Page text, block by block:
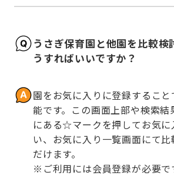
うさぎ保育園と他園を比較検
うすればいいですか？
園をお気に入りに登録するこ
能です。この画面上部や検索
にある☆マークを押してお気に
い、お気に入り一覧画面にて
だけます。
※ご利用には会員登録が必要で